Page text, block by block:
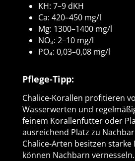
KH: 7–9 dKH
Ca: 420–450 mg/l
Mg: 1300–1400 mg/l
NO₃: 2–10 mg/l
PO₄: 0,03–0,08 mg/l
Pflege-Tipp:
Chalice-Korallen profitieren
Wasserwerten und
feinem Korallenfutter oder
ausreichend Platz zu
Chalice-Arten besitzen starke
können Nachbarn vernesseln.